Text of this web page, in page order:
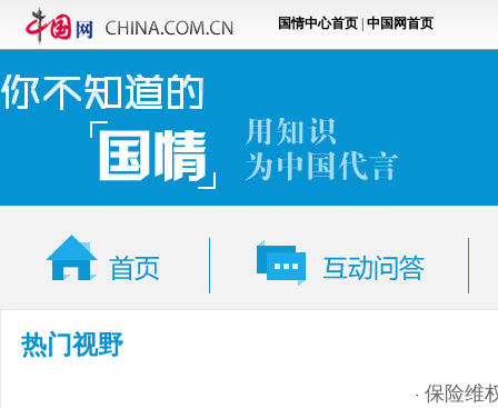
热门视野
· 保险维